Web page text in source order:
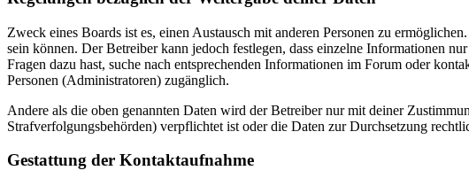
Zweck eines Boards ist es, einen Austausch mit anderen Personen zu
sein können. Der Betreiber kann jedoch festlegen, dass einzelne Informationen
Fragen dazu hast, suche nach entsprechenden Informationen im Forum oder
Personen (Administratoren) zugänglich.
Andere als die oben genannten Daten wird der Betreiber nur mit deiner
Strafverfolgungsbehörden) verpflichtet ist oder die Daten zur Durchsetzung
Gestattung der Kontaktaufnahme